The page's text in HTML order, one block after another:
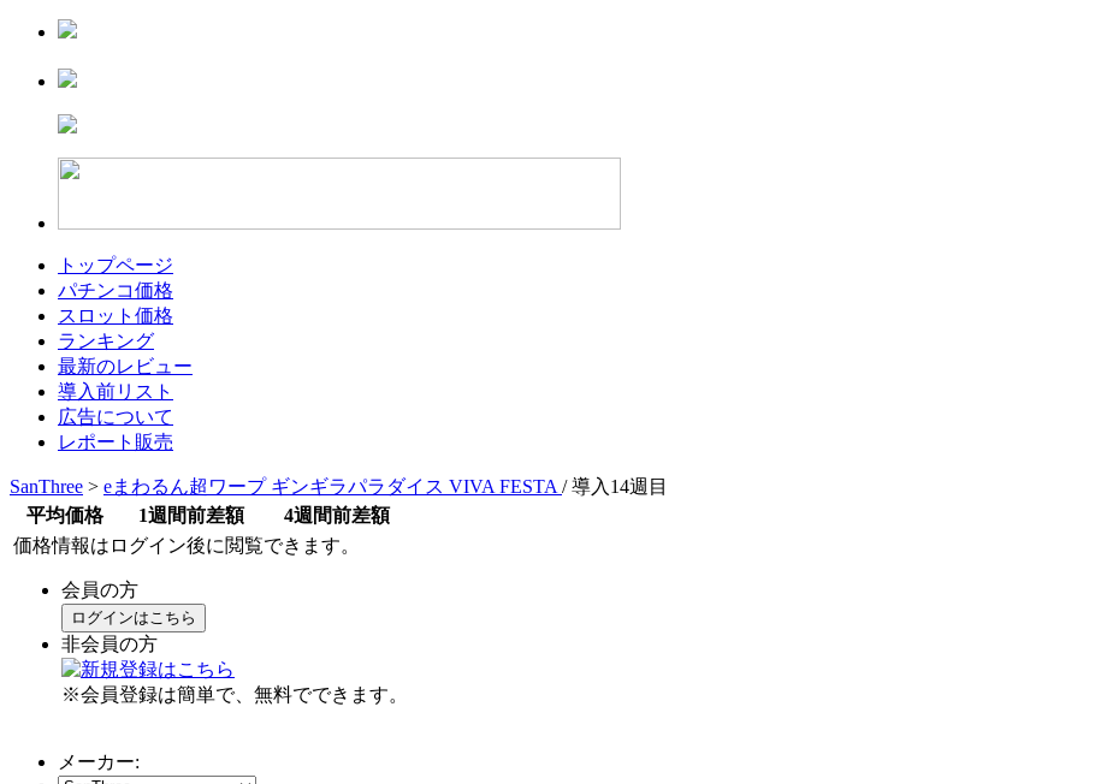
トップページ
パチンコ価格
スロット価格
ランキング
最新のレビュー
導入前リスト
広告について
レポート販売
SanThree > eまわるん超ワープ ギンギラパラダイス VIVA FESTA / 導入14週目
平均価格
1週間前差額
4週間前差額
価格情報はログイン後に閲覧できます。
会員の方
ログインはこちら
非会員の方
※会員登録は簡単で、無料でできます。
メーカー: